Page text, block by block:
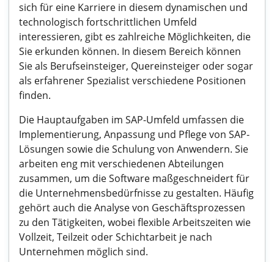
sich für eine Karriere in diesem dynamischen und
technologisch fortschrittlichen Umfeld
interessieren, gibt es zahlreiche Möglichkeiten, die
Sie erkunden können. In diesem Bereich können
Sie als Berufseinsteiger, Quereinsteiger oder sogar
als erfahrener Spezialist verschiedene Positionen
finden.
Die Hauptaufgaben im SAP-Umfeld umfassen die
Implementierung, Anpassung und Pflege von SAP-
Lösungen sowie die Schulung von Anwendern. Sie
arbeiten eng mit verschiedenen Abteilungen
zusammen, um die Software maßgeschneidert für
die Unternehmensbedürfnisse zu gestalten. Häufig
gehört auch die Analyse von Geschäftsprozessen
zu den Tätigkeiten, wobei flexible Arbeitszeiten wie
Vollzeit, Teilzeit oder Schichtarbeit je nach
Unternehmen möglich sind.